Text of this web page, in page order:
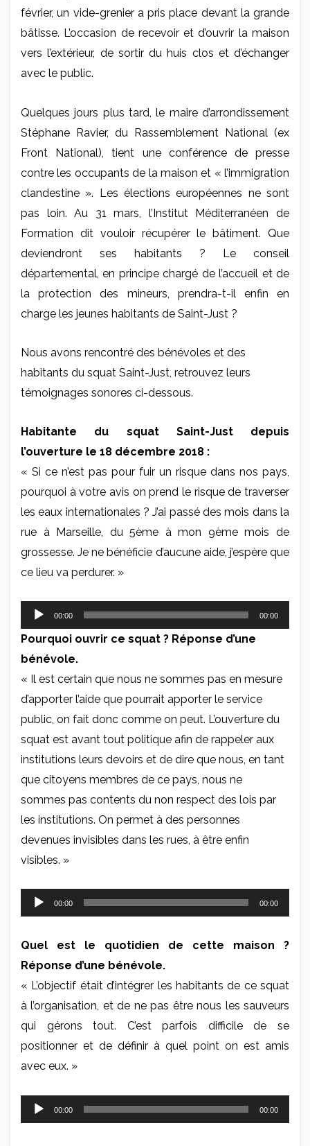
février, un vide-grenier a pris place devant la grande
bâtisse. L’occasion de recevoir et d’ouvrir la maison
vers l’extérieur, de sortir du huis clos et d’échanger
avec le public.
Quelques jours plus tard, le maire d’arrondissement
Stéphane Ravier, du Rassemblement National (ex
Front National), tient une conférence de presse
contre les occupants de la maison et « l’immigration
clandestine ». Les élections européennes ne sont
pas loin. Au 31 mars, l’Institut Méditerranéen de
Formation dit vouloir récupérer le bâtiment. Que
deviendront ses habitants ? Le conseil
départemental, en principe chargé de l’accueil et de
la protection des mineurs, prendra-t-il enfin en
charge les jeunes habitants de Saint-Just ?
Nous avons rencontré des bénévoles et des
habitants du squat Saint-Just, retrouvez leurs
témoignages sonores ci-dessous.
Habitante du squat Saint-Just depuis
l’ouverture le 18 décembre 2018 :
« Si ce n’est pas pour fuir un risque dans nos pays,
pourquoi à votre avis on prend le risque de traverser
les eaux internationales ? J’ai passé des mois dans la
rue à Marseille, du 5ème à mon 9ème mois de
grossesse. Je ne bénéficie d’aucune aide, j’espère que
ce lieu va perdurer. »
Lecteur
audio
00:00 00:00
Pourquoi ouvrir ce squat ? Réponse d’une
bénévole.
« Il est certain que nous ne sommes pas en mesure
d’apporter l’aide que pourrait apporter le service
public, on fait donc comme on peut. L’ouverture du
squat est avant tout politique afin de rappeler aux
institutions leurs devoirs et de dire que nous, en tant
que citoyens membres de ce pays, nous ne
sommes pas contents du non respect des lois par
les institutions. On permet à des personnes
devenues invisibles dans les rues, à être enfin
visibles. »
Lecteur
audio
00:00 00:00
Quel est le quotidien de cette maison ?
Réponse d’une bénévole.
« L’objectif était d’intégrer les habitants de ce squat
à l’organisation, et de ne pas être nous les sauveurs
qui gérons tout. C’est parfois difficile de se
positionner et de définir à quel point on est amis
avec eux. »
Lecteur
audio
00:00 00:00